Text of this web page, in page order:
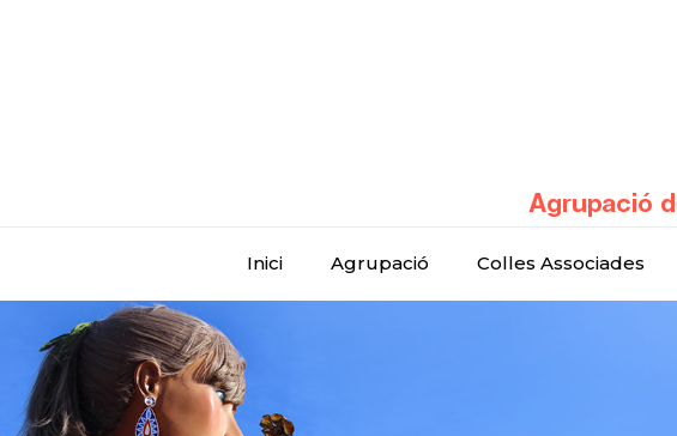
Inici Agrupació Colles Associades